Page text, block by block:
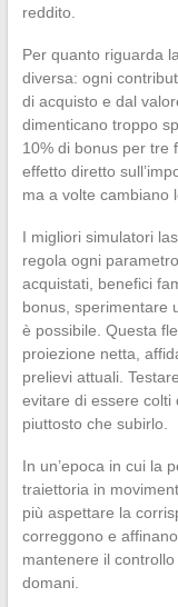
reddito.
Per quanto riguarda
diversa: ogni
di acquisto e dal
dimenticano troppo
10% di bonus per tre
effetto diretto
ma a volte cambiano
I migliori simulatori
regola ogni
acquistati, benefici
bonus, sperimentare
è possibile. Questa
proiezione netta,
prelievi attuali.
evitare di essere colti
piuttosto che subirlo.
In un’epoca in cui la
traiettoria in
più aspettare la
correggono e
mantenere il
domani.